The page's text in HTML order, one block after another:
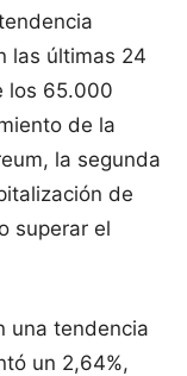
las últimas 24
los 65.000
de la
la segunda
de
superar el
una tendencia
un 2,64%,